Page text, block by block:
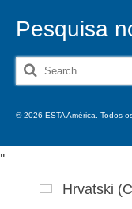
Pesquisa
Search
for:
© 2026 ESTA América. Todos
''
Hrvatski (